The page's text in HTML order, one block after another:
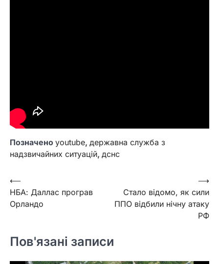
Позначено youtube, державна служба з
надзвичайних ситуацій, дснс
Навігація
записів
⟵
НБА: Даллас програв
Орландо
Стало відомо, як сили
ППО відбили нічну атаку
РФ
⟶
Пов'язані записи